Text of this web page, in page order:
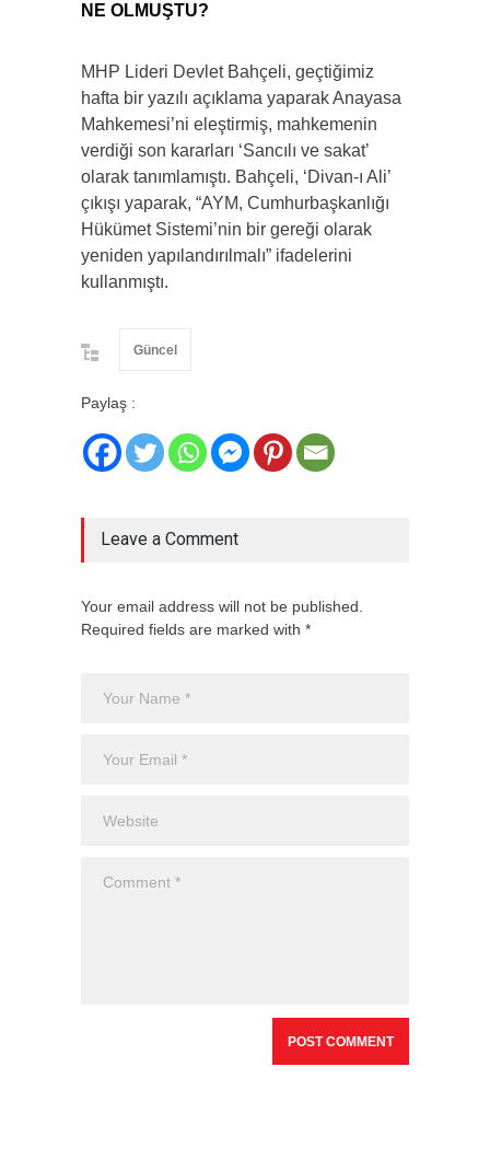
NE OLMUŞTU?
MHP Lideri Devlet Bahçeli, geçtiğimiz
hafta bir yazılı açıklama yaparak Anayasa
Mahkemesi’ni eleştirmiş, mahkemenin
verdiği son kararları ‘Sancılı ve sakat’
olarak tanımlamıştı. Bahçeli, ‘Divan-ı Ali’
çıkışı yaparak, “AYM, Cumhurbaşkanlığı
Hükümet Sistemi’nin bir gereği olarak
yeniden yapılandırılmalı” ifadelerini
kullanmıştı.
Güncel
Paylaş :
Leave a Comment
Your email address will not be published.
Required fields are marked with *